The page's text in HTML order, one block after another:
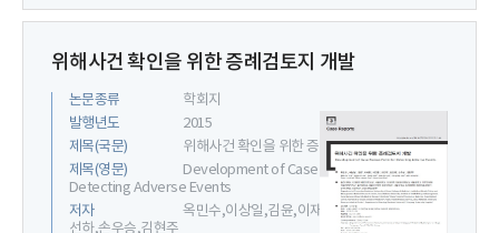
위해사건 확인을 위한 증례검토지 개발
논문종류
학회지
발행년도
2015
제목(국문)
위해사건 확인을 위한 증례검토지 개발
제목(영문)
Development of Case Review Form for
Detecting Adverse Events
저자
옥민수,이상일,김윤,이재호,이진용,조민우,김
선하,손우승,김현주